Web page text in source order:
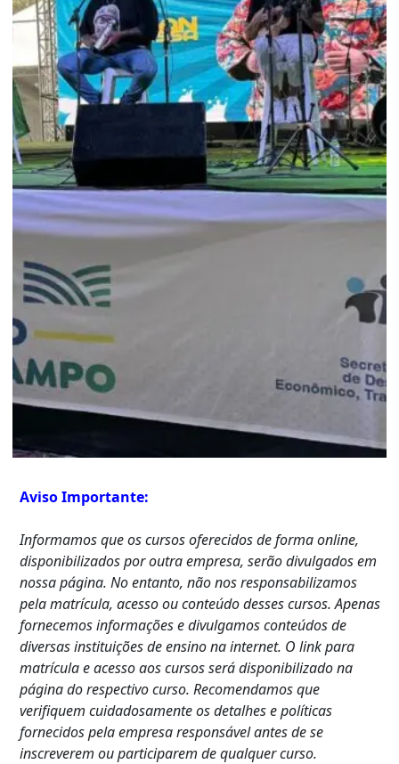
Aviso Importante:
Informamos que os cursos oferecidos de forma online,
disponibilizados por outra empresa, serão divulgados em
nossa página. No entanto, não nos responsabilizamos
pela matrícula, acesso ou conteúdo desses cursos. Apenas
fornecemos informações e divulgamos conteúdos de
diversas instituições de ensino na internet. O link para
matrícula e acesso aos cursos será disponibilizado na
página do respectivo curso. Recomendamos que
verifiquem cuidadosamente os detalhes e políticas
fornecidos pela empresa responsável antes de se
inscreverem ou participarem de qualquer curso.